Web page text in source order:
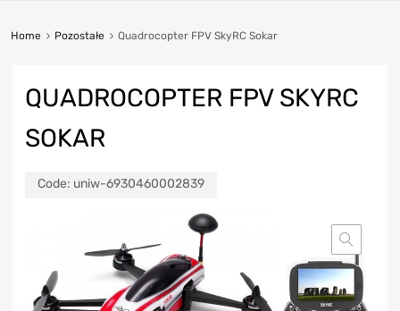
Home Pozostałe Quadrocopter FPV SkyRC Sokar
QUADROCOPTER FPV SKYRC
SOKAR
Code: uniw-6930460002839